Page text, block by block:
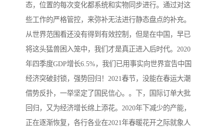
态，位置的每次变化都系统和实物同步进行。通过对这
些工作的严格管控，来弥补无法进行静态盘点的补充。
从世界范围看还没有得到有效控制，但是在中国，早已
将这头猛兽困入笼中，我们才是真正进入后时代。2020
年四季度GDP增长6.5%，我们已用事实向世界宣告中国
经济突破封锁，强势回归！2021春节，没能在春运大潮
借势反扑，一举坚定了国民信心。。下，国际订单大批
回归，又为经济增长绵上添花。2020年下减少的产能，
正在逐渐恢复，各行各业在2021年春暖花开之际就象人